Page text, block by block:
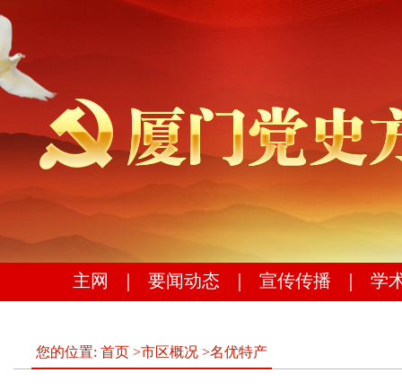
主网 要闻动态 宣传传播 学
您的位置: 首页 >市区概况 >名优特产